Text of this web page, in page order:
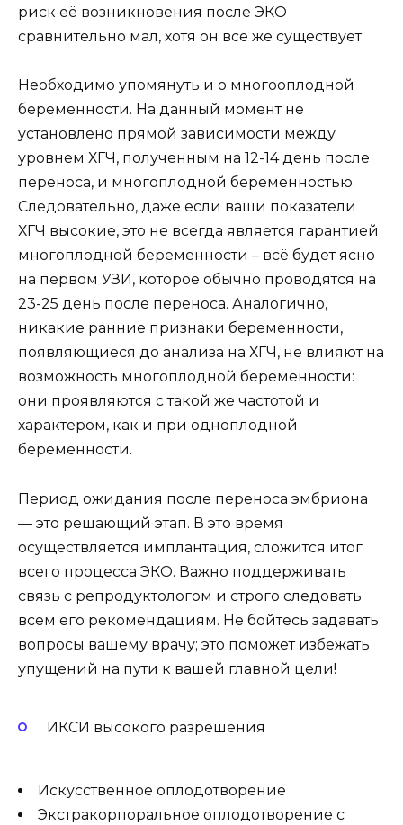
риск её возникновения после ЭКО
сравнительно мал, хотя он всё же существует.
Необходимо упомянуть и о многооплодной
беременности. На данный момент не
установлено прямой зависимости между
уровнем ХГЧ, полученным на 12-14 день после
переноса, и многоплодной беременностью.
Следовательно, даже если ваши показатели
ХГЧ высокие, это не всегда является гарантией
многоплодной беременности – всё будет ясно
на первом УЗИ, которое обычно проводятся на
23-25 день после переноса. Аналогично,
никакие ранние признаки беременности,
появляющиеся до анализа на ХГЧ, не влияют на
возможность многоплодной беременности:
они проявляются с такой же частотой и
характером, как и при одноплодной
беременности.
Период ожидания после переноса эмбриона
— это решающий этап. В это время
осуществляется имплантация, сложится итог
всего процесса ЭКО. Важно поддерживать
связь с репродуктологом и строго следовать
всем его рекомендациям. Не бойтесь задавать
вопросы вашему врачу; это поможет избежать
упущений на пути к вашей главной цели!
ИКСИ высокого разрешения
Искусственное оплодотворение
Экстракорпоральное оплодотворение с